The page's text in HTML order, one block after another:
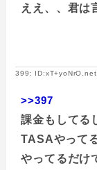
ええ、、君は
399: ID:xT+yoNrO.net
>>397
課金もしてる
TASAやって
やってるだけ